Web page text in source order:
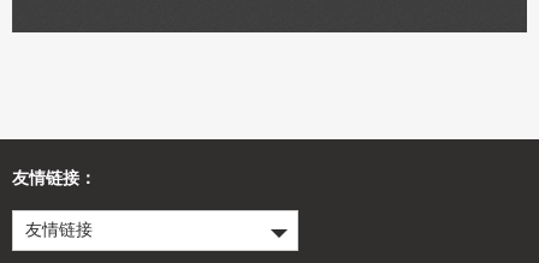
友情链接：
友情链接